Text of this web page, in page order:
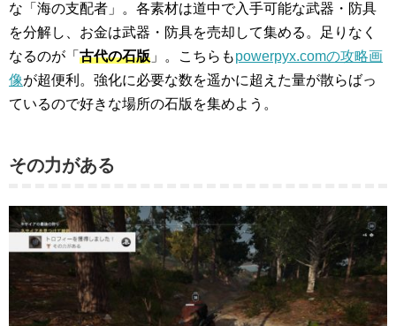
な「海の支配者」。各素材は道中で入手可能な武器・防具
を分解し、お金は武器・防具を売却して集める。足りなく
なるのが「 古代の石版 」。こちらもpowerpyx.comの攻略画
像が超便利。強化に必要な数を遥かに超えた量が散らばっ
ているので好きな場所の石版を集めよう。
その力がある